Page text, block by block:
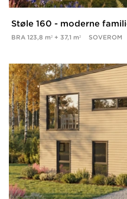
Støle 160 - moderne
BRA 123,8 m² + 37,1 m² SOVEROM